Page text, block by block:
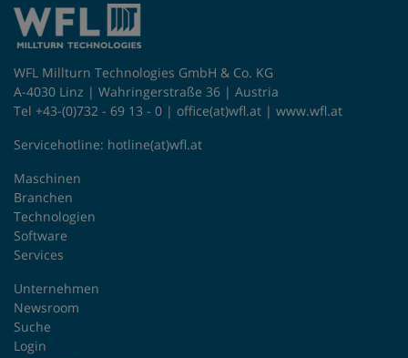
WFL Millturn Technologies GmbH & Co. KG
A-4030 Linz | Wahringerstraße 36 | Austria
Tel +43-(0)732 - 69 13 - 0 | office(at)wfl.at | www.wfl.at
Servicehotline: hotline(at)wfl.at
Maschinen
Branchen
Technologien
Software
Services
Unternehmen
Newsroom
Suche
Login